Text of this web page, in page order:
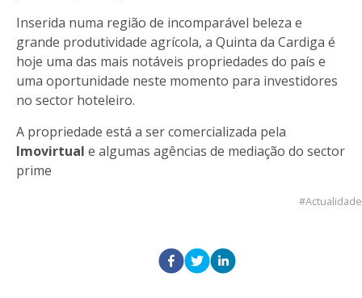
Inserida numa região de incomparável beleza e
grande produtividade agrícola, a Quinta da Cardiga é
hoje uma das mais notáveis propriedades do país e
uma oportunidade neste momento para investidores
no sector hoteleiro.
A propriedade está a ser comercializada pela
Imovirtual e algumas agências de mediação do sector
prime
Actualidade